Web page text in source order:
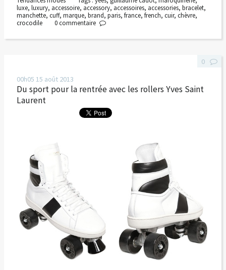
luxe, luxury, accessoire, accessory, accessoires, accessories, bracelet,
manchette, cuff, marque, brand, paris, france, french, cuir, chèvre,
crocodile
0commentaire
00h05 15 août 2013
Du sport pour la rentrée avec les rollers Yves Saint
Laurent
0